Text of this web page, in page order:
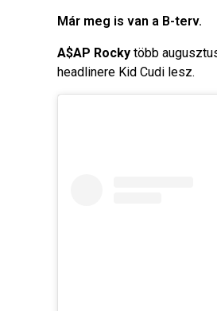
Már meg is van a B-terv.
A$AP Rocky több
headlinere Kid Cudi lesz.